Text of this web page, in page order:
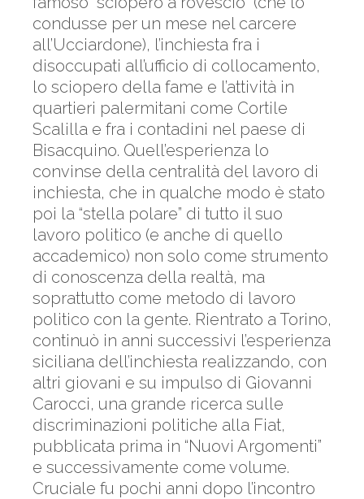
condusse per un mese nel carcere
all’Ucciardone), l’inchiesta fra i
disoccupati all’ufficio di collocamento,
lo sciopero della fame e l’attività in
quartieri palermitani come Cortile
Scalilla e fra i contadini nel paese di
Bisacquino. Quell’esperienza lo
convinse della centralità del lavoro di
inchiesta, che in qualche modo è stato
poi la “stella polare” di tutto il suo
lavoro politico (e anche di quello
accademico) non solo come strumento
di conoscenza della ­realtà, ma
soprattutto come metodo di lavoro
politico con la gente. Rientrato a Torino,
continuò in anni successivi l’esperienza
siciliana dell’inchiesta realizzando, con
altri giovani e su impulso di Giovanni
Carocci, una grande ricerca sulle
discriminazioni politiche alla Fiat,
pubblicata prima in “Nuovi Argomenti”
e successivamente come volume.
Cruciale fu pochi anni dopo l’incontro